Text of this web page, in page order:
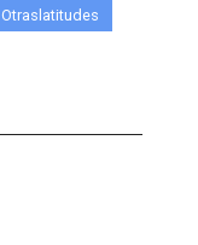
Otraslatitudes